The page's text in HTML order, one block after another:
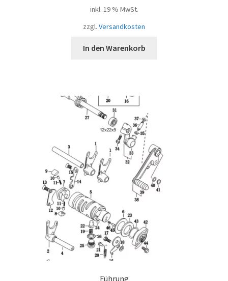
inkl. 19 % MwSt.
zzgl. Versandkosten
In den Warenkorb
Führung